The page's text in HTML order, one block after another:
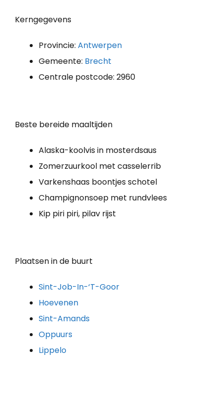
Kerngegevens
Provincie: Antwerpen
Gemeente: Brecht
Centrale postcode: 2960
Beste bereide maaltijden
Alaska-koolvis in mosterdsaus
Zomerzuurkool met casselerrib
Varkenshaas boontjes schotel
Champignonsoep met rundvlees
Kip piri piri, pilav rijst
Plaatsen in de buurt
Sint-Job-In-‘T-Goor
Hoevenen
Sint-Amands
Oppuurs
Lippelo